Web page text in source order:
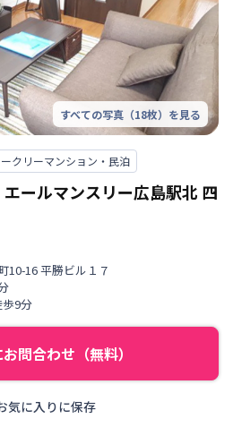
すべての写真（18枚）を見る
クリーマンション・民泊
エールマンスリー広島駅北 四
10-16 平勝ビル１７
9分
問合わせ（無料）
気に入りに保存